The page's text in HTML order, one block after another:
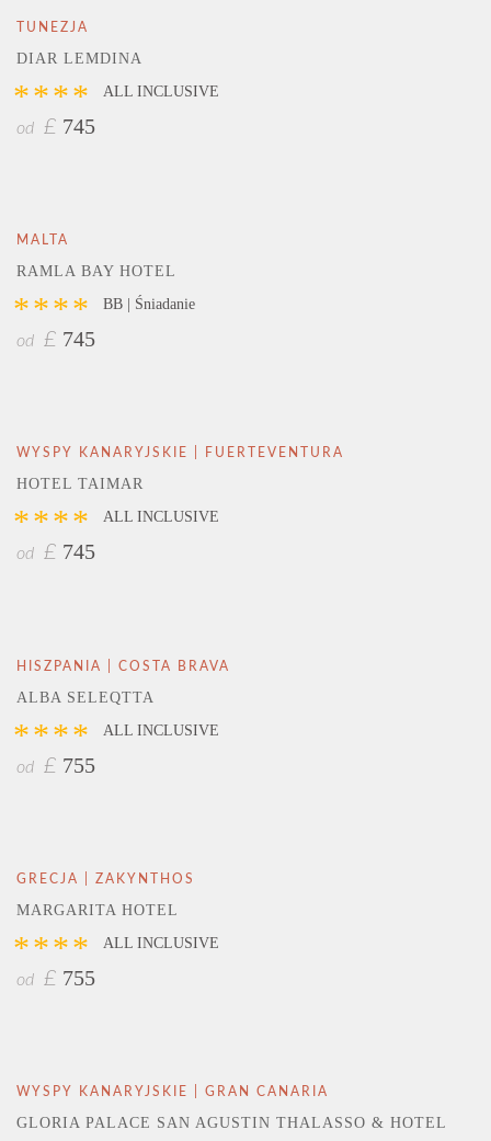
TUNEZJA
DIAR LEMDINA
**** ALL INCLUSIVE
od £ 745
MALTA
RAMLA BAY HOTEL
**** BB | Śniadanie
od £ 745
WYSPY KANARYJSKIE | FUERTEVENTURA
HOTEL TAIMAR
**** ALL INCLUSIVE
od £ 745
HISZPANIA | COSTA BRAVA
ALBA SELEQTTA
**** ALL INCLUSIVE
od £ 755
GRECJA | ZAKYNTHOS
MARGARITA HOTEL
**** ALL INCLUSIVE
od £ 755
WYSPY KANARYJSKIE | GRAN CANARIA
GLORIA PALACE SAN AGUSTIN THALASSO & HOTEL